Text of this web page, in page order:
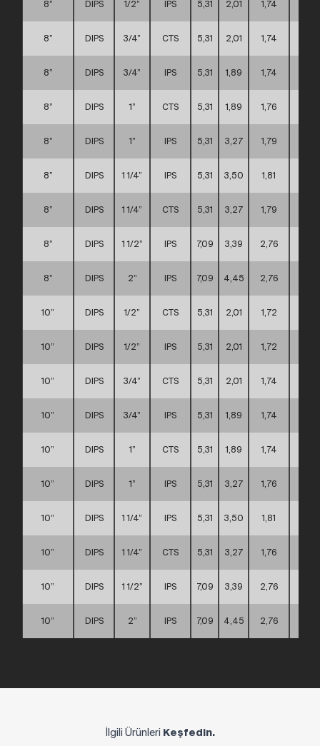
8” DIPS 1/2” IPS 5,31 2,01 1,74
8” DIPS 3/4” CTS 5,31 2,01 1,74
8” DIPS 3/4” IPS 5,31 1,89 1,74
8” DIPS 1” CTS 5,31 1,89 1,76
8” DIPS 1” IPS 5,31 3,27 1,79
8” DIPS 1 1/4” IPS 5,31 3,50 1,81
8” DIPS 1 1/4” CTS 5,31 3,27 1,79
8” DIPS 1 1/2” IPS 7,09 3,39 2,76
8” DIPS 2” IPS 7,09 4,45 2,76
10” DIPS 1/2” CTS 5,31 2,01 1,72
10” DIPS 1/2” IPS 5,31 2,01 1,72
10” DIPS 3/4” CTS 5,31 2,01 1,74
10” DIPS 3/4” IPS 5,31 1,89 1,74
10” DIPS 1” CTS 5,31 1,89 1,74
10” DIPS 1” IPS 5,31 3,27 1,76
10” DIPS 1 1/4” IPS 5,31 3,50 1,81
10” DIPS 1 1/4” CTS 5,31 3,27 1,76
10” DIPS 1 1/2” IPS 7,09 3,39 2,76
10” DIPS 2” IPS 7,09 4,45 2,76
İlgili Ürünleri Keşfedin.